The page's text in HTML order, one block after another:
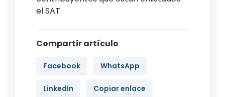
el SAT.
Compartir artículo
Facebook WhatsApp
LinkedIn Copiar enlace